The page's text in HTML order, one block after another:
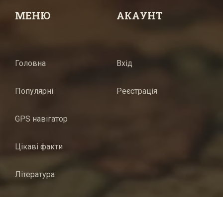
МЕНЮ
Головна
Популярні
GPS навігатор
Цікаві факти
Література
АКАУНТ
Вхід
Реєстрація